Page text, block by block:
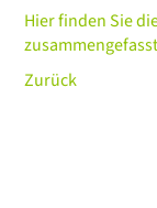
Hier finden Sie
Zurück